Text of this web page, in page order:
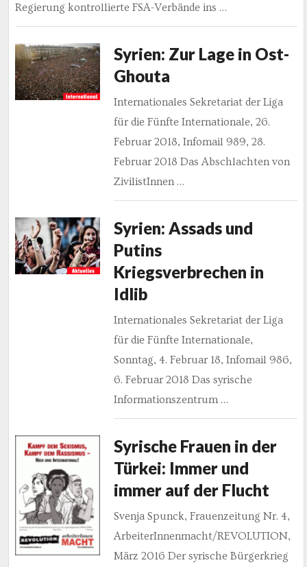
Regierung kontrollierte FSA-Verbände ins …
Syrien: Zur Lage in Ost-
Ghouta
Internationales Sekretariat der Liga
für die Fünfte Internationale, 26.
Februar 2018, Infomail 989, 28.
Februar 2018 Das Abschlachten von
ZivilistInnen …
Syrien: Assads und
Putins
Kriegsverbrechen in
Idlib
Internationales Sekretariat der Liga
für die Fünfte Internationale,
Sonntag, 4. Februar 18, Infomail 986,
6. Februar 2018 Das syrische
Informationszentrum …
Syrische Frauen in der
Türkei: Immer und
immer auf der Flucht
Svenja Spunck, Frauenzeitung Nr. 4,
ArbeiterInnenmacht/REVOLUTION,
März 2016 Der syrische Bürgerkrieg